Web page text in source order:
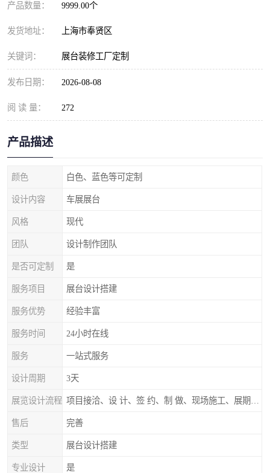
产品数量： 9999.00个
发货地址： 上海市奉贤区
关键词： 展台装修工厂定制
发布日期： 2026-08-08
阅 读 量： 272
产品描述
颜色 白色、蓝色等可定制
设计内容 车展展台
风格 现代
团队 设计制作团队
是否可定制 是
服务项目 展台设计搭建
服务优势 经验丰富
服务时间 24小时在线
服务 一站式服务
设计周期 3天
展览设计流程
售后 完善
类型 展台设计搭建
专业设计 是